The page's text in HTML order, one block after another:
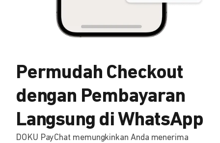
Permudah Checkout
dengan Pembayaran
Langsung di WhatsApp
DOKU PayChat memungkinkan Anda menerima